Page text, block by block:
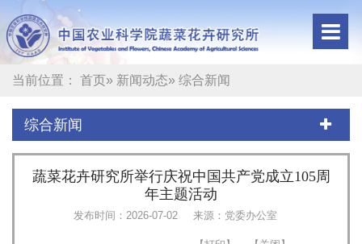
当前位置： 首页» 新闻动态» 综合新闻
综合新闻
蔬菜花卉研究所举行庆祝中国共产党成立105周
年主题活动
发布时间：2026-07-02 来源：党委办公室